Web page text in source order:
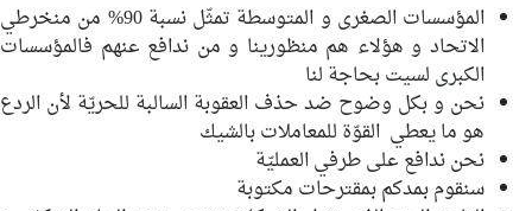
المؤسسات الصغرى و المتوسطة تمثّل نسبة 90% من منخرطي
الاتحاد و هؤلاء هم منظورينا و من ندافع عنهم فالمؤسسات
الكبرى لسيت بحاجة لنا
نحن و بكل وضوح ضد حذف العقوبة السالبة للحريّة لأن الردع
هو ما يعطي القوّة للمعاملات بالشيك
نحن ندافع على طرفي العمليّة
سنقوم بمدكم بمقترحات مكتوبة